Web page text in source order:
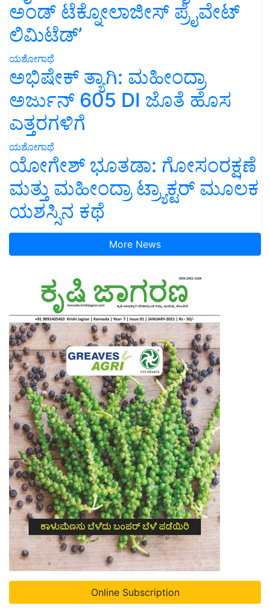
ಲಿಮಿಟೆಡ್’
ಯಶೋಗಾಥೆ
ಅಭಿಷೇಕ್ ತ್ಯಾಗಿ: ಮಹೀಂದ್ರಾ
ಅರ್ಜುನ್ 605 DI ಜೊತೆ ಹೊಸ
ಎತ್ತರಗಳಿಗೆ
ಯಶೋಗಾಥೆ
ಯೋಗೇಶ್ ಭೂತಡಾ: ಗೋಸಂರಕ್ಷಣೆ
ಮತ್ತು ಮಹೀಂದ್ರಾ ಟ್ರ್ಯಾಕ್ಟರ್ ಮೂಲಕ
ಯಶಸ್ಸಿನ ಕಥೆ